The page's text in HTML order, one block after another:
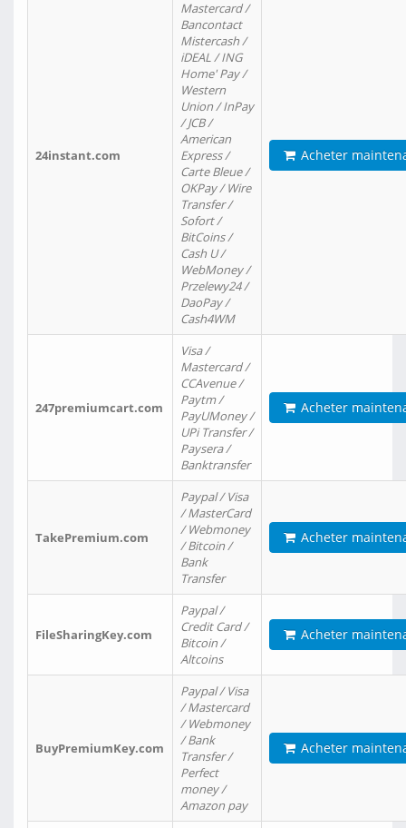
24instant.com
Mastercard /
Bancontact
Mistercash /
iDEAL / ING
Home' Pay /
Western
Union / InPay
/ JCB /
American
Express /
Carte Bleue /
OKPay / Wire
Transfer /
Sofort /
BitCoins /
Cash U /
WebMoney /
Przelewy24 /
DaoPay /
Cash4WM
Acheter
247premiumcart.com
Visa /
Mastercard /
CCAvenue /
Paytm /
PayUMoney /
UPi Transfer /
Paysera /
Banktransfer
Acheter
TakePremium.com
Paypal / Visa
/ MasterCard
/ Webmoney
/ Bitcoin /
Bank
Transfer
Acheter
FileSharingKey.com
Paypal /
Credit Card /
Bitcoin /
Altcoins
Acheter
BuyPremiumKey.com
Paypal / Visa
/ Mastercard
/ Webmoney
/ Bank
Transfer /
Perfect
money /
Amazon pay
Acheter